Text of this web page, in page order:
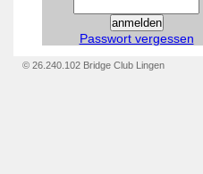
Passwort vergessen
© 26.240.102 Bridge Club Lingen